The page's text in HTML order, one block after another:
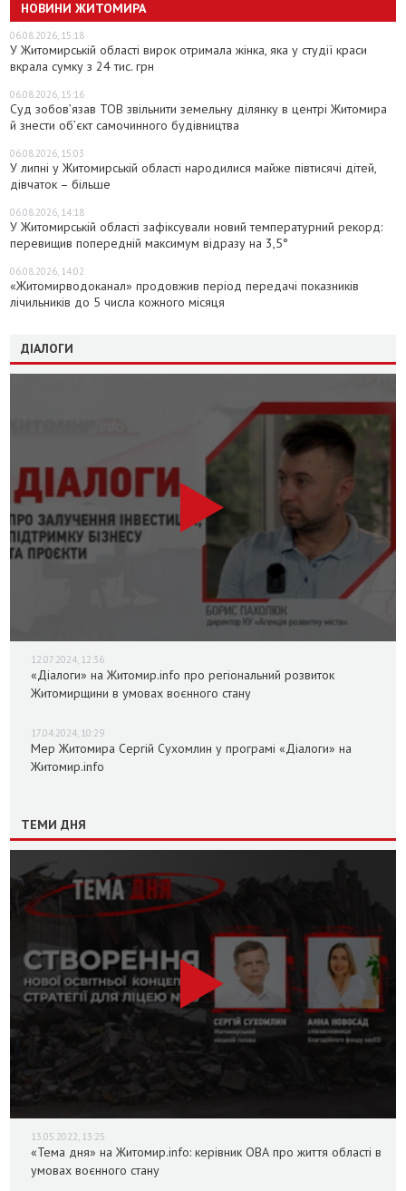
НОВИНИ ЖИТОМИРА
06.08.2026, 15:18
У Житомирській області вирок отримала жінка, яка у студії краси
вкрала сумку з 24 тис. грн
06.08.2026, 15:16
Суд зобов’язав ТОВ звільнити земельну ділянку в центрі Житомира
й знести об’єкт самочинного будівництва
06.08.2026, 15:03
У липні у Житомирській області народилися майже півтисячі дітей,
дівчаток – більше
06.08.2026, 14:18
У Житомирській області зафіксували новий температурний рекорд:
перевищив попередній максимум відразу на 3,5°
06.08.2026, 14:02
«Житомирводоканал» продовжив період передачі показників
лічильників до 5 числа кожного місяця
ДІАЛОГИ
12.07.2024, 12:36
«Діалоги» на Житомир.info про регіональний розвиток
Житомирщини в умовах воєнного стану
17.04.2024, 10:29
Мер Житомира Сергій Сухомлин у програмі «Діалоги» на
Житомир.info
ТЕМИ ДНЯ
13.05.2022, 13:25
«Тема дня» на Житомир.info: керівник ОВА про життя області в
умовах воєнного стану